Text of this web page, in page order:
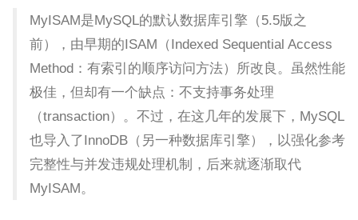
MyISAM是MySQL的默认数据库引擎（5.5版之
前），由早期的ISAM（Indexed Sequential Access
Method：有索引的顺序访问方法）所改良。虽然性能
极佳，但却有一个缺点：不支持事务处理
（transaction）。不过，在这几年的发展下，MySQL
也导入了InnoDB（另一种数据库引擎），以强化参考
完整性与并发违规处理机制，后来就逐渐取代
MyISAM。